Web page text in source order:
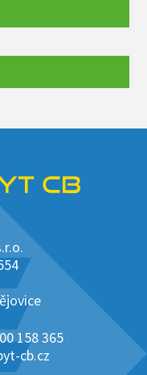
158 365
cb.cz